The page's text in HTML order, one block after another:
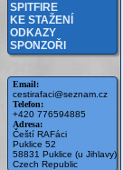
SPITFIRE
KE STAŽENÍ
ODKAZY
SPONZOŘI
Email:
cestirafaci@seznam.cz
Telefon:
+420 776594885
Adresa:
Čeští RAFáci
Puklice 52
58831 Puklice (u Jihlavy)
Czech Republic